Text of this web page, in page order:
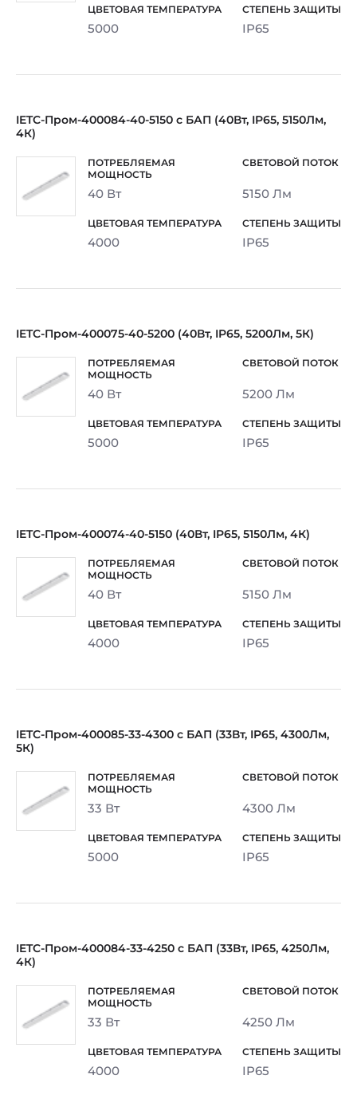
5000 IP65
IETC-Пром-400084-40-5150 с БАП (40Вт, IP65, 5150Лм,
4К)
40 Вт 5150 Лм
4000 IP65
IETC-Пром-400075-40-5200 (40Вт, IP65, 5200Лм, 5К)
40 Вт 5200 Лм
5000 IP65
IETC-Пром-400074-40-5150 (40Вт, IP65, 5150Лм, 4К)
40 Вт 5150 Лм
4000 IP65
IETC-Пром-400085-33-4300 с БАП (33Вт, IP65, 4300Лм,
5К)
33 Вт 4300 Лм
5000 IP65
IETC-Пром-400084-33-4250 с БАП (33Вт, IP65, 4250Лм,
4К)
33 Вт 4250 Лм
4000 IP65